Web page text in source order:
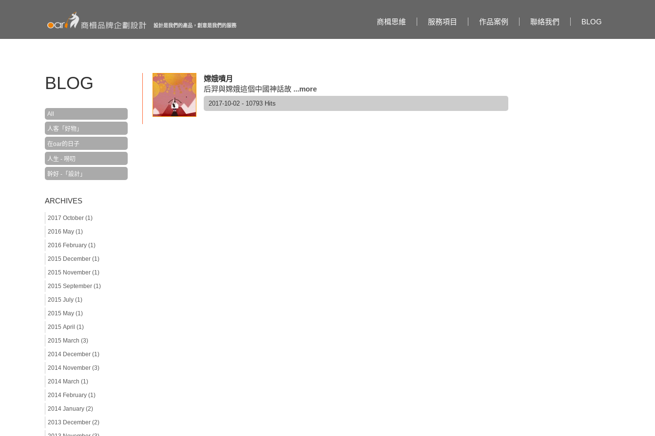
設計是我們的產品，創意是我們的服務 商楫思維 服務項目 作品案例 聯絡我們 BLOG
BLOG
All
人客「好物」
在oar的日子
人生 - 嘮叨
幹好 -「設計」
ARCHIVES
2017 October (1)
2016 May (1)
2016 February (1)
2015 December (1)
2015 November (1)
2015 September (1)
2015 July (1)
2015 May (1)
2015 April (1)
2015 March (3)
2014 December (1)
2014 November (3)
2014 March (1)
2014 February (1)
2014 January (2)
2013 December (2)
嫦娥噴月
后羿與嫦娥這個中國神話故 ...more
2017-10-02 - 10793 Hits